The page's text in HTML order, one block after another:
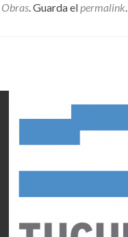
Obras. Guarda elpermalink.